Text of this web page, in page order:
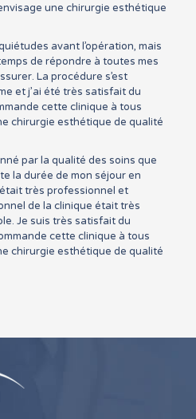
une chirurgie esthétique
avant l’opération, mais
de répondre à toutes mes
La procédure s’est
et j’ai été très satisfait du
cette clinique à tous
chirurgie esthétique de qualité
par la qualité des soins que
la durée de mon séjour en
très professionnel et
de la clinique était très
Je suis très satisfait du
cette clinique à tous
chirurgie esthétique de qualité